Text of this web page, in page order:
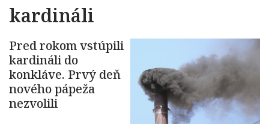
kardináli
Pred rokom vstúpili
kardináli do
konkláve. Prvý deň
nového pápeža
nezvolili